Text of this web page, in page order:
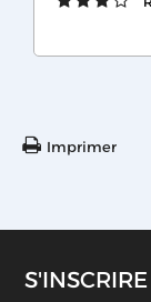
Imprimer